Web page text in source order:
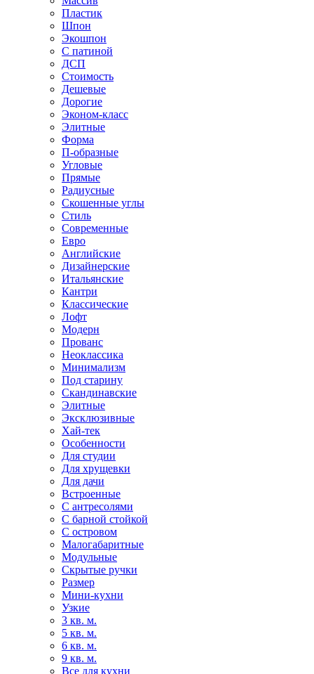
Пластик
Шпон
Экошпон
С патиной
ДСП
Стоимость
Дешевые
Дорогие
Эконом-класс
Элитные
Форма
П-образные
Угловые
Прямые
Радиусные
Скошенные углы
Стиль
Современные
Евро
Английские
Дизайнерские
Итальянские
Кантри
Классические
Лофт
Модерн
Прованс
Неоклассика
Минимализм
Под старину
Скандинавские
Элитные
Эксклюзивные
Хай-тек
Особенности
Для студии
Для хрущевки
Для дачи
Встроенные
С антресолями
С барной стойкой
С островом
Малогабаритные
Модульные
Скрытые ручки
Размер
Мини-кухни
Узкие
3 кв. м.
5 кв. м.
6 кв. м.
9 кв. м.
Все для кухни